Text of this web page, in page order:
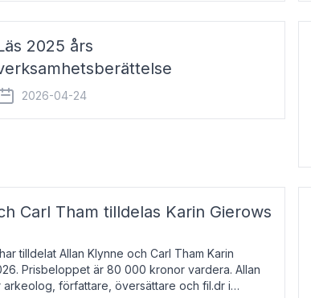
2025 års
2026-04-24
Carl Tham tilldelas Karin Gierows
tilldelat Allan Klynne och Carl Tham Karin
Prisbeloppet är 80 000 kronor vardera. Allan
arkeolog, författare, översättare och fil.dr i